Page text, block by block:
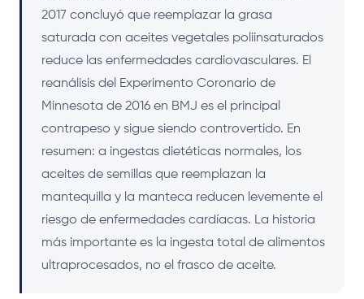
2017 concluyó que reemplazar la grasa
saturada con aceites vegetales poliinsaturados
reduce las enfermedades cardiovasculares. El
reanálisis del Experimento Coronario de
Minnesota de 2016 en BMJ es el principal
contrapeso y sigue siendo controvertido. En
resumen: a ingestas dietéticas normales, los
aceites de semillas que reemplazan la
mantequilla y la manteca reducen levemente el
riesgo de enfermedades cardíacas. La historia
más importante es la ingesta total de alimentos
ultraprocesados, no el frasco de aceite.